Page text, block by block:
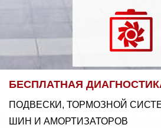
БЕСПЛАТНАЯ
ПОДВЕСКИ, ТОРМОЗНОЙ
ШИН И АМОРТИЗАТОРОВ